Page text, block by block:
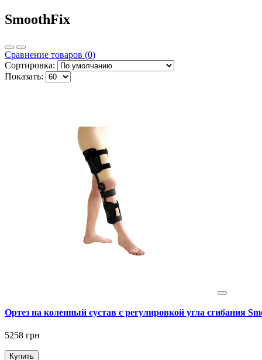
SmoothFix
Сравнение товаров (0)
Сортировка:
Показать:
Ортез на коленный сустав с регулировкой угла сгибания
5258 грн
Купить